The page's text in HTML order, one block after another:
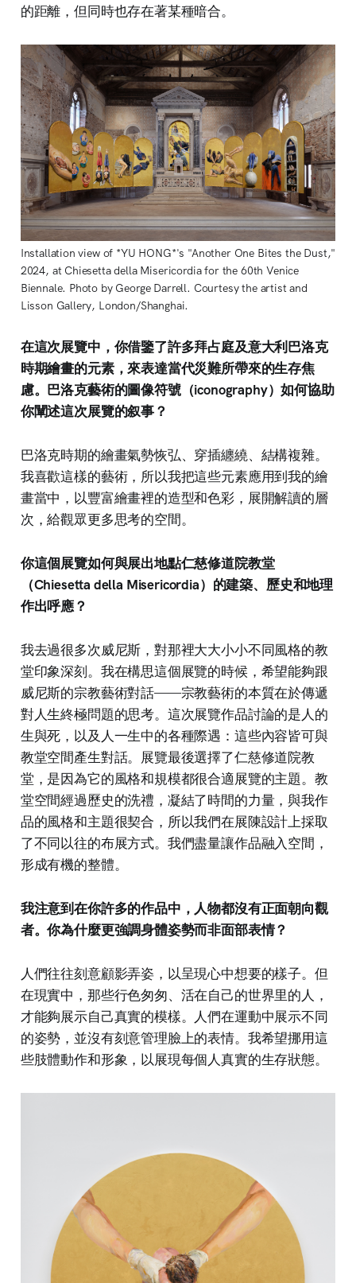
的距離，但同時也存在著某種暗合。
Installation view of *YU HONG*'s "Another One Bites the Dust,"
2024, at Chiesetta della Misericordia for the 60th Venice
Biennale. Photo by George Darrell. Courtesy the artist and
Lisson Gallery, London/Shanghai.
在這次展覽中，你借鑒了許多拜占庭及意大利巴洛克
時期繪畫的元素，來表達當代災難所帶來的生存焦
慮。巴洛克藝術的圖像符號（iconography）如何協助
你闡述這次展覽的叙事？
巴洛克時期的繪畫氣勢恢弘、穿插纏繞、結構複雜。
我喜歡這樣的藝術，所以我把這些元素應用到我的繪
畫當中，以豐富繪畫裡的造型和色彩，展開解讀的層
次，給觀眾更多思考的空間。
你這個展覽如何與展出地點仁慈修道院教堂
（Chiesetta della Misericordia）的建築、歷史和地理
作出呼應？
我去過很多次威尼斯，對那裡大大小小不同風格的教
堂印象深刻。我在構思這個展覽的時候，希望能夠跟
威尼斯的宗教藝術對話——宗教藝術的本質在於傳遞
對人生終極問題的思考。這次展覽作品討論的是人的
生與死，以及人一生中的各種際遇：這些內容皆可與
教堂空間產生對話。展覽最後選擇了仁慈修道院教
堂，是因為它的風格和規模都很合適展覽的主題。教
堂空間經過歷史的洗禮，凝結了時間的力量，與我作
品的風格和主題很契合，所以我們在展陳設計上採取
了不同以往的布展方式。我們盡量讓作品融入空間，
形成有機的整體。
我注意到在你許多的作品中，人物都沒有正面朝向觀
者。你為什麼更強調身體姿勢而非面部表情？
人們往往刻意顧影弄姿，以呈現心中想要的樣子。但
在現實中，那些行色匆匆、活在自己的世界里的人，
才能夠展示自己真實的模樣。人們在運動中展示不同
的姿勢，並沒有刻意管理臉上的表情。我希望挪用這
些肢體動作和形象，以展現每個人真實的生存狀態。